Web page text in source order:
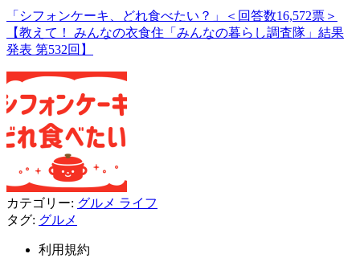
「シフォンケーキ、どれ食べたい？」＜回答数16,572票＞
【教えて！ みんなの衣食住「みんなの暮らし調査隊」結果
発表 第532回】
カテゴリー: グルメ ライフ
タグ: グルメ
利用規約